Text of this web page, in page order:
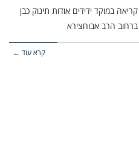
13:03 התקבלה קריאה במוקד ידידים אודות תינוק כבן
הרב אבוחצירא
קרא עוד ←